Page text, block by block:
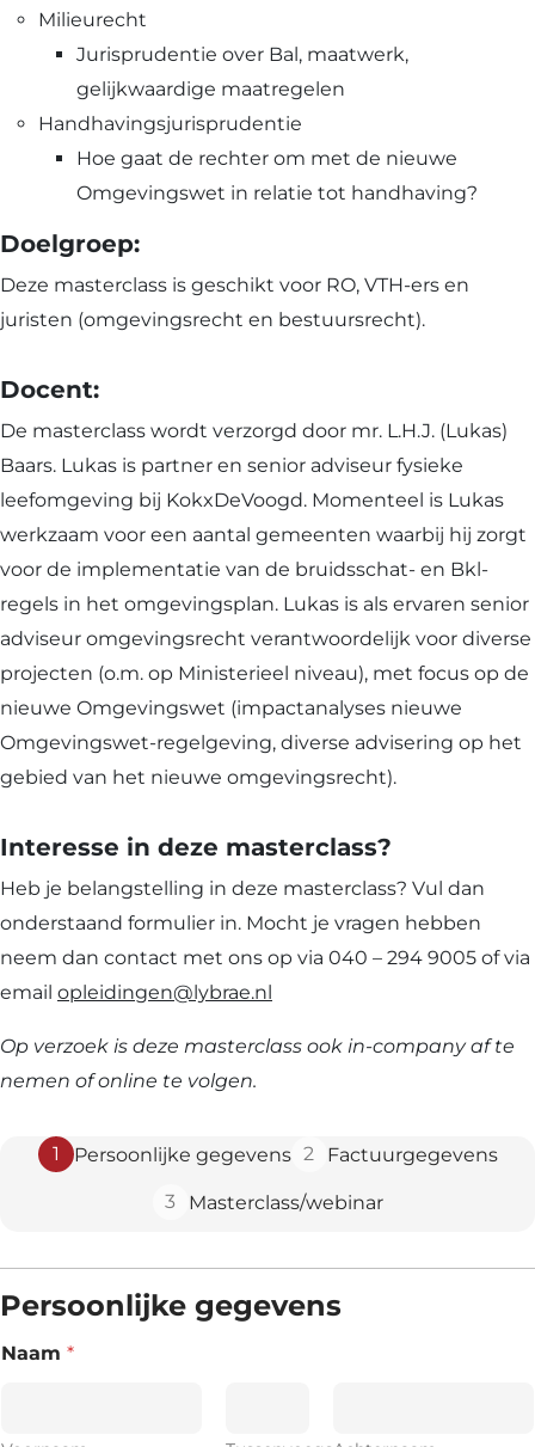
Milieurecht
Jurisprudentie over Bal, maatwerk,
gelijkwaardige maatregelen
Handhavingsjurisprudentie
Hoe gaat de rechter om met de nieuwe
Omgevingswet in relatie tot handhaving?
Doelgroep:
Deze masterclass is geschikt voor RO, VTH-ers en
juristen (omgevingsrecht en bestuursrecht).
Docent:
De masterclass wordt verzorgd door mr. L.H.J. (Lukas)
Baars. Lukas is partner en senior adviseur fysieke
leefomgeving bij KokxDeVoogd. Momenteel is Lukas
werkzaam voor een aantal gemeenten waarbij hij zorgt
voor de implementatie van de bruidsschat- en Bkl-
regels in het omgevingsplan. Lukas is als ervaren senior
adviseur omgevingsrecht verantwoordelijk voor diverse
projecten (o.m. op Ministerieel niveau), met focus op de
nieuwe Omgevingswet (impactanalyses nieuwe
Omgevingswet-regelgeving, diverse advisering op het
gebied van het nieuwe omgevingsrecht).
Interesse in deze masterclass?
Heb je belangstelling in deze masterclass? Vul dan
onderstaand formulier in. Mocht je vragen hebben
neem dan contact met ons op via 040 – 294 9005 of via
email opleidingen@lybrae.nl
Op verzoek is deze masterclass ook in-company af te
nemen of online te volgen.
1 Persoonlijke gegevens 2 Factuurgegevens
3 Masterclass/webinar
Persoonlijke gegevens
Naam *